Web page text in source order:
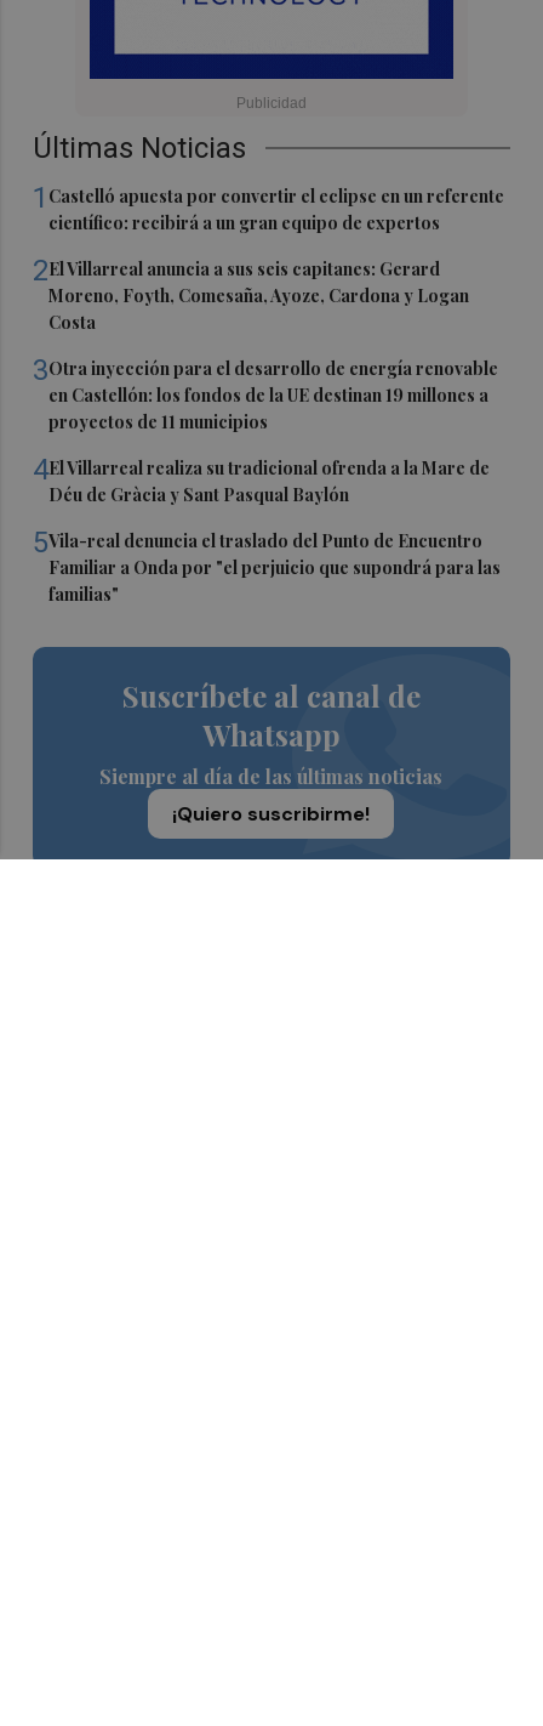
Últimas Noticias
1 Castelló apuesta por convertir el eclipse en un referente
científico: recibirá a un gran equipo de expertos
2El Villarreal anuncia a sus seis capitanes: Gerard
Moreno, Foyth, Comesaña, Ayoze, Cardona y Logan
Costa
3Otra inyección para el desarrollo de energía renovable
en Castellón: los fondos de la UE destinan 19 millones a
proyectos de 11 municipios
4El Villarreal realiza su tradicional ofrenda a la Mare de
Déu de Gràcia y Sant Pasqual Baylón
5Vila-real denuncia el traslado del Punto de Encuentro
Familiar a Onda por "el perjuicio que supondrá para las
familias"
Suscríbete al canal de
Whatsapp
Siempre al día de las últimas noticias
¡Quiero suscribirme!